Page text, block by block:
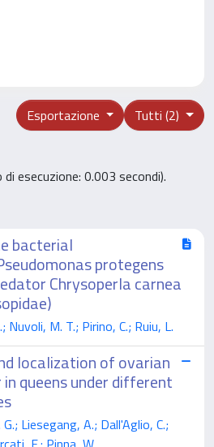
Tutti (2)
Esportazione
esecuzione: 0.003 secondi).
bacterial
protegens
Chrysoperla carnea
M. T.; Pirino, C.; Ruiu, L.
localization of ovarian
queens under different
Liesegang, A.; Dall'Aglio, C.;